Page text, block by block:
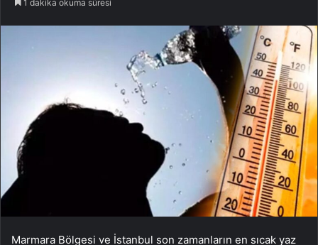
1 dakika okuma süresi
Marmara Bölgesi ve İstanbul son zamanların en sıcak yaz